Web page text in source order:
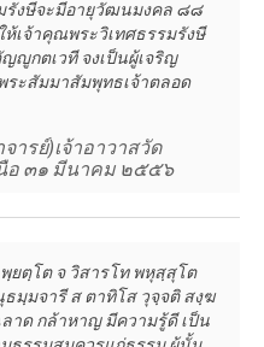
รังษีจะมีอายุวัฒนมงคล ๘๘
เจ้าคุณพระวิเทศธรรมรังษี
กตเวที จงเป็นผู้เจริญ
ระสัมมาสัมพุทธเจ้าตลอด
ารย์)เจ้าอาวาสวัด
อ ๓๑ มีนาคม ๒๕๕๖
ยตฺโต จ วิสารโท พหุสฺสุโต
มฺมจารี ส ตาทิโส วุจฺจติ สงฺฆ
าด กล้าหาญ มีความรู้ดี เป็น